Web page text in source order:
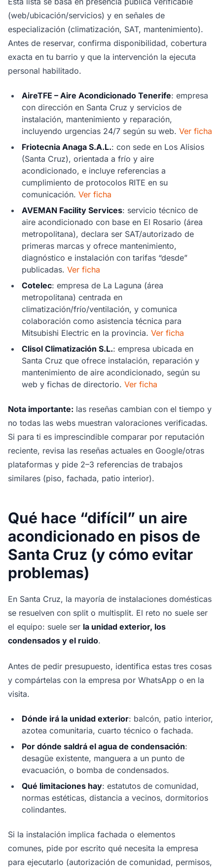
(web/ubicación/servicios) y en señales de
especialización (climatización, SAT, mantenimiento).
Antes de reservar, confirma disponibilidad, cobertura
exacta en tu barrio y que la intervención la ejecuta
personal habilitado.
AireTFE – Aire Acondicionado Tenerife: empresa
con dirección en Santa Cruz y servicios de
instalación, mantenimiento y reparación,
incluyendo urgencias 24/7 según su web. Ver ficha
Friotecnia Anaga S.A.L.: con sede en Los Alisios
(Santa Cruz), orientada a frío y aire
acondicionado, e incluye referencias a
cumplimiento de protocolos RITE en su
comunicación. Ver ficha
AVEMAN Facility Services: servicio técnico de
aire acondicionado con base en El Rosario (área
metropolitana), declara ser SAT/autorizado de
primeras marcas y ofrece mantenimiento,
diagnóstico e instalación con tarifas “desde”
publicadas. Ver ficha
Cotelec: empresa de La Laguna (área
metropolitana) centrada en
climatización/frío/ventilación, y comunica
colaboración como asistencia técnica para
Mitsubishi Electric en la provincia. Ver ficha
Clisol Climatización S.L.: empresa ubicada en
Santa Cruz que ofrece instalación, reparación y
mantenimiento de aire acondicionado, según su
web y fichas de directorio. Ver ficha
Nota importante: las reseñas cambian con el tiempo y
no todas las webs muestran valoraciones verificadas.
Si para ti es imprescindible comparar por reputación
reciente, revisa las reseñas actuales en Google/otras
plataformas y pide 2–3 referencias de trabajos
similares (piso, fachada, patio interior).
Qué hace “difícil” un aire
acondicionado en pisos de
Santa Cruz (y cómo evitar
problemas)
En Santa Cruz, la mayoría de instalaciones domésticas
se resuelven con split o multisplit. El reto no suele ser
el equipo: suele ser la unidad exterior, los
condensados y el ruido.
Antes de pedir presupuesto, identifica estas tres cosas
y compártelas con la empresa por WhatsApp o en la
visita.
Dónde irá la unidad exterior: balcón, patio interior,
azotea comunitaria, cuarto técnico o fachada.
Por dónde saldrá el agua de condensación:
desagüe existente, manguera a un punto de
evacuación, o bomba de condensados.
Qué limitaciones hay: estatutos de comunidad,
normas estéticas, distancia a vecinos, dormitorios
colindantes.
Si la instalación implica fachada o elementos
comunes, pide por escrito qué necesita la empresa
para ejecutarlo (autorización de comunidad, permisos,